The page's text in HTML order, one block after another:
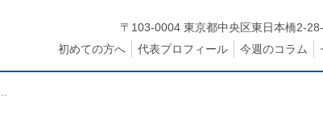
〒103-0004 東京都中央区東日本橋2-
初めての方へ 代表プロフィール 今週のコラム